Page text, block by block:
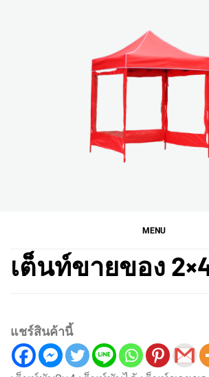
โมชั่น
MENU
เต็นท์ขายของ
แชร์สินค้านี้